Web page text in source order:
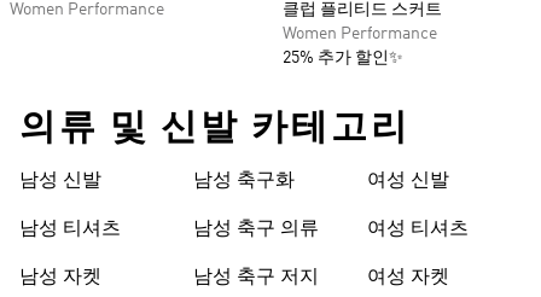
Women Performance
클럽 플리티드 스커트
Women Performance
25% 추가 할인✨
의류 및 신발 카테고리
남성 신발
남성 티셔츠
남성 자켓
남성 축구화
남성 축구 의류
남성 축구 저지
여성 신발
여성 티셔츠
여성 자켓